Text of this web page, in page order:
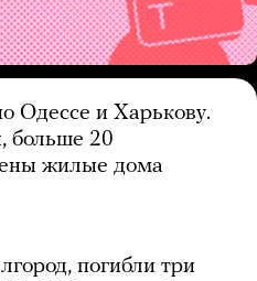
Одессе и Харькову.
больше 20
жилые дома
погибли три